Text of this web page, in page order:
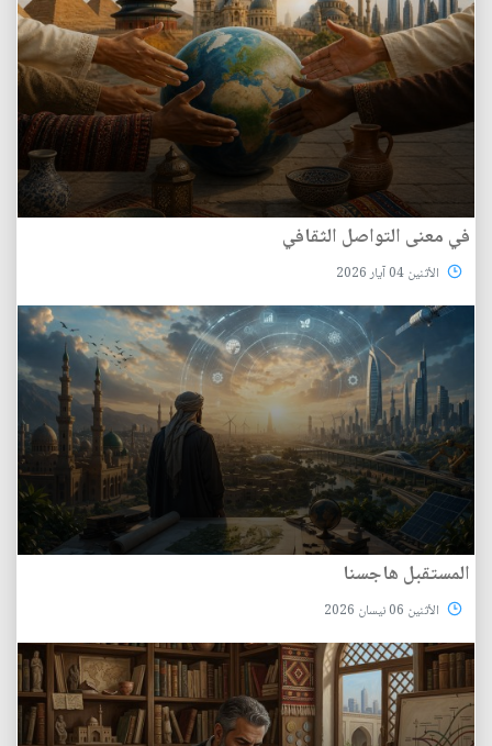
في معنى التواصل الثقافي
الأثنين 04 آيار 2026
المستقبل هاجسنا
الأثنين 06 نيسان 2026